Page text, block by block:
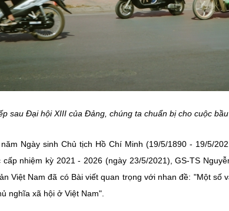
sau Đại hội XIII của Đảng, chúng ta chuẩn bị cho cuộc
Ngày sinh Chủ tịch Hồ Chí Minh (19/5/1890 - 19/5/
nhiệm kỳ 2021 - 2026 (ngày 23/5/2021), GS-TS
Việt Nam đã có Bài viết quan trọng với nhan đề: "Một số
nghĩa xã hội ở Việt Nam".